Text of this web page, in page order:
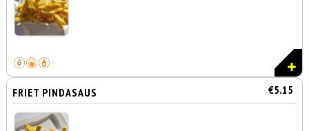
FRIET PINDASAUS €5.15